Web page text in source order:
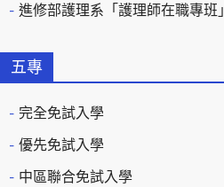
進修部護理系「護理師在職專班」
五專
完全免試入學
優先免試入學
中區聯合免試入學